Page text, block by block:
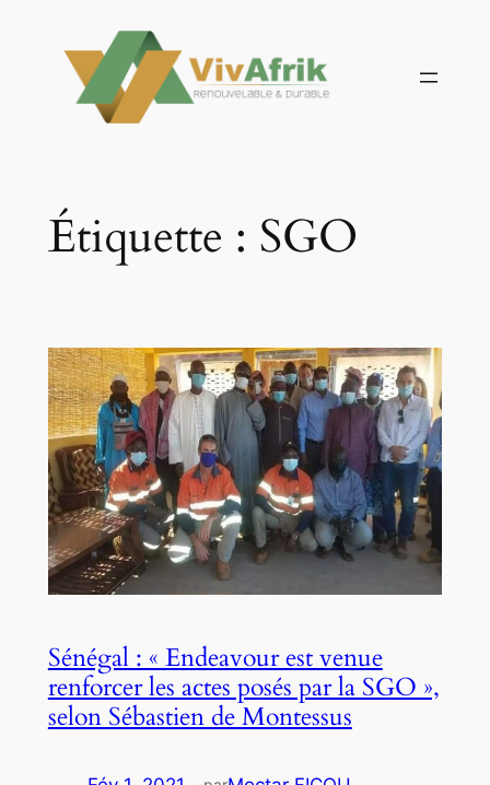
contenu
Étiquette : SGO
Sénégal : « Endeavour est venue
renforcer les actes posés par la SGO »,
selon Sébastien de Montessus